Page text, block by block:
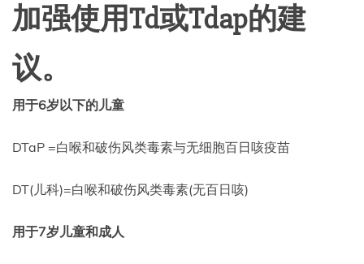
加强使用Td或Tdap的建
议。
用于6岁以下的儿童
DTaP =白喉和破伤风类毒素与无细胞百日咳疫苗
DT(儿科)=白喉和破伤风类毒素(无百日咳)
用于7岁儿童和成人